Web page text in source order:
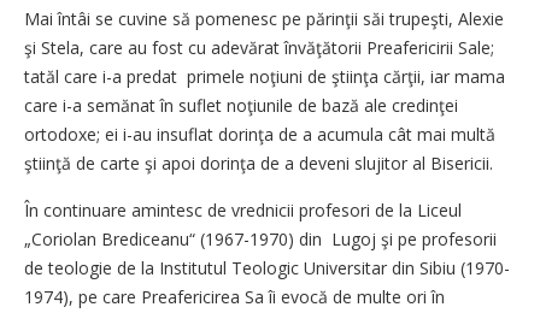
Mai întâi se cuvine să pomenesc pe părinţii săi trupeşti, Alexie
şi Stela, care au fost cu adevărat învăţătorii Preafericirii Sale;
tatăl care i-a predat primele noţiuni de ştiinţa cărţii, iar mama
care i-a semănat în suflet noţiunile de bază ale credinţei
ortodoxe; ei i-au insuflat dorinţa de a acumula cât mai multă
ştiinţă de carte şi apoi dorinţa de a deveni slujitor al Bisericii.
În continuare amintesc de vrednicii profesori de la Liceul
„Coriolan Brediceanu“ (1967-1970) din Lugoj şi pe profesorii
de teologie de la Institutul Teologic Universitar din Sibiu (1970-
1974), pe care Preafericirea Sa îi evocă de multe ori în